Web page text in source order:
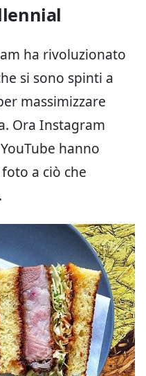
ha rivoluzionato
si sono spinti a
massimizzare
Ora Instagram
hanno
a ciò che